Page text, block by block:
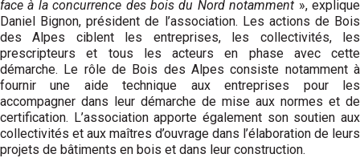
face à la concurrence des bois du Nord notamment », explique
Daniel Bignon, président de l’association. Les actions de Bois
des Alpes ciblent les entreprises, les collectivités, les
prescripteurs et tous les acteurs en phase avec cette
démarche. Le rôle de Bois des Alpes consiste notamment à
fournir une aide technique aux entreprises pour les
accompagner dans leur démarche de mise aux normes et de
certification. L’association apporte également son soutien aux
collectivités et aux maîtres d’ouvrage dans l’élaboration de leurs
projets de bâtiments en bois et dans leur construction.